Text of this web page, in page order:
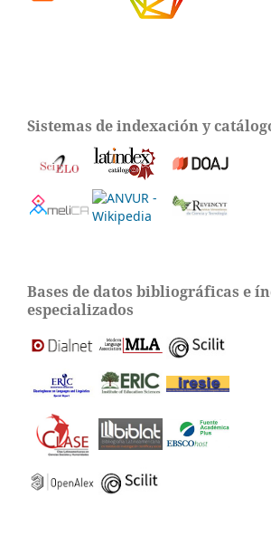
Sistemas de indexación y
Bases de datos bibliográficas e
especializados